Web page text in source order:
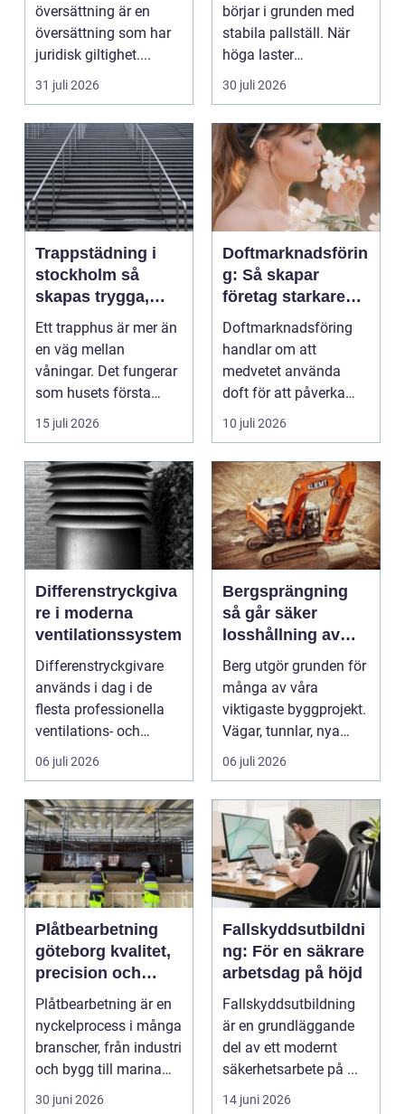
översättning är en
översättning som har
juridisk giltighet....
31 juli 2026
börjar i grunden med
stabila pallställ. När
höga laster
kombineras med
trucktraf...
30 juli 2026
Trappstädning i
stockholm så
skapas trygga,
rena och hållbara
trapphus
Ett trapphus är mer än
en väg mellan
våningar. Det fungerar
som husets första
intryck, mötesplats
oc...
15 juli 2026
Doftmarknadsförin
g: Så skapar
företag starkare
kundupplevelser
Doftmarknadsföring
handlar om att
medvetet använda
doft för att påverka
kä...
10 juli 2026
Differenstryckgiva
re i moderna
ventilationssystem
Differenstryckgivare
används i dag i de
flesta professionella
ventilations- och
klimatanlä...
06 juli 2026
Bergsprängning
så går säker
losshållning av
berg till i praktiken
Berg utgör grunden för
många av våra
viktigaste byggprojekt.
Vägar, tunnlar, nya
bostadsområden och
06 juli 2026
Plåtbearbetning
göteborg kvalitet,
precision och
smarta lösningar
Plåtbearbetning är en
nyckelprocess i många
branscher, från industri
och bygg till marina
miljöer oc...
30 juni 2026
Fallskyddsutbildni
ng: För en säkrare
arbetsdag på höjd
Fallskyddsutbildning
är en grundläggande
del av ett modernt
säkerhetsarbete på ...
14 juni 2026